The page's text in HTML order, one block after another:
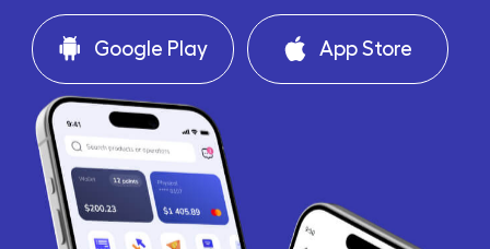
Google Play App Store